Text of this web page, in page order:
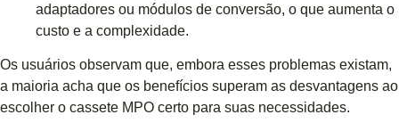
adaptadores ou módulos de conversão, o que aumenta o
custo e a complexidade.
Os usuários observam que, embora esses problemas existam,
a maioria acha que os benefícios superam as desvantagens ao
escolher o cassete MPO certo para suas necessidades.